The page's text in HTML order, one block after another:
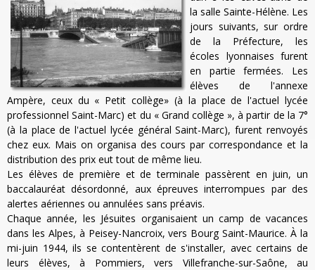
la salle Sainte-Hélène. Les
jours suivants, sur ordre
de la Préfecture, les
écoles lyonnaises furent
en partie fermées. Les
élèves de l'annexe
Ampère, ceux du « Petit collège» (à la place de l'actuel lycée
professionnel Saint-Marc) et du « Grand collège », à partir de la 7°
(à la place de l'actuel lycée général Saint-Marc), furent renvoyés
chez eux. Mais on organisa des cours par correspondance et la
distribution des prix eut tout de même lieu.
Les élèves de première et de terminale passèrent en juin, un
baccalauréat désordonné, aux épreuves interrompues par des
alertes aériennes ou annulées sans préavis.
Chaque année, les Jésuites organisaient un camp de vacances
dans les Alpes, à Peisey-Nancroix, vers Bourg Saint-Maurice. À la
mi-juin 1944, ils se contentèrent de s'installer, avec certains de
leurs élèves, à Pommiers, vers Villefranche-sur-Saône, au